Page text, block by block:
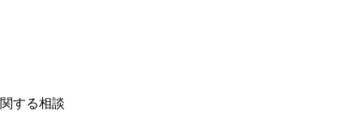
する相談